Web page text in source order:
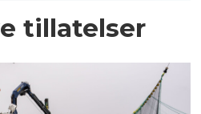
tillatelser